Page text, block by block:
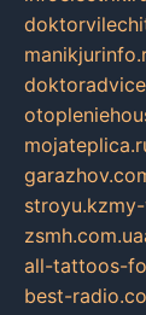
stroyu.kz
zsmh.com.ua
all-tattoos-
best-